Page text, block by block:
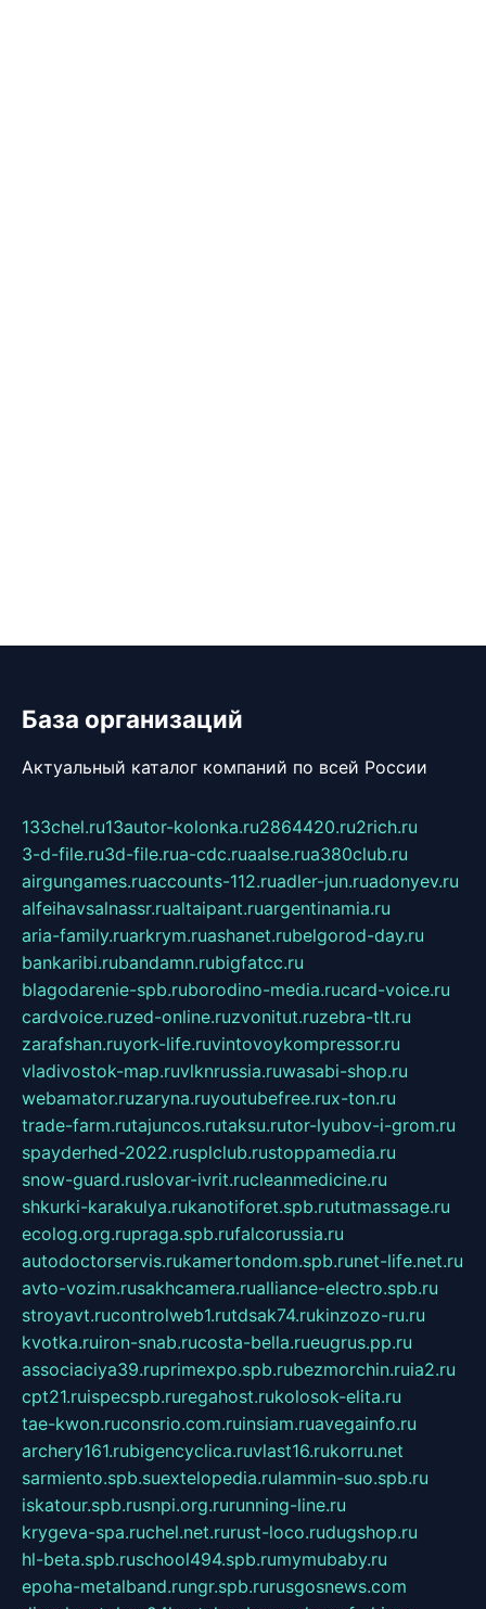
База организаций
Актуальный каталог компаний по всей России
133chel.ru13autor-kolonka.ru2864420.ru2rich.ru
3-d-file.ru3d-file.rua-cdc.ruaalse.rua380club.ru
airgungames.ruaccounts-112.ruadler-jun.ruadonyev.ru
alfeihavsalnassr.rualtaipant.ruargentinamia.ru
aria-family.ruarkrym.ruashanet.rubelgorod-day.ru
bankaribi.rubandamn.rubigfatcc.ru
blagodarenie-spb.ruborodino-media.rucard-voice.ru
cardvoice.ruzed-online.ruzvonitut.ruzebra-tlt.ru
zarafshan.ruyork-life.ruvintovoykompressor.ru
vladivostok-map.ruvlknrussia.ruwasabi-shop.ru
webamator.ruzaryna.ruyoutubefree.rux-ton.ru
trade-farm.rutajuncos.rutaksu.rutor-lyubov-i-grom.ru
spayderhed-2022.rusplclub.rustoppamedia.ru
snow-guard.ruslovar-ivrit.rucleanmedicine.ru
shkurki-karakulya.rukanotiforet.spb.rututmassage.ru
ecolog.org.rupraga.spb.rufalcorussia.ru
autodoctorservis.rukamertondom.spb.runet-life.net.ru
avto-vozim.rusakhcamera.rualliance-electro.spb.ru
stroyavt.rucontrolweb1.rutdsak74.rukinzozo-ru.ru
kvotka.ruiron-snab.rucosta-bella.rueugrus.pp.ru
associaciya39.ruprimexpo.spb.rubezmorchin.ruia2.ru
cpt21.ruispecspb.ruregahost.rukolosok-elita.ru
tae-kwon.ruconsrio.com.ruinsiam.ruavegainfo.ru
archery161.rubigencyclica.ruvlast16.rukorru.net
sarmiento.spb.suextelopedia.rulammin-suo.spb.ru
iskatour.spb.rusnpi.org.rurunning-line.ru
krygeva-spa.ruchel.net.rurust-loco.rudugshop.ru
hl-beta.spb.ruschool494.spb.rumymubaby.ru
epoha-metalband.rungr.spb.rurusgosnews.com